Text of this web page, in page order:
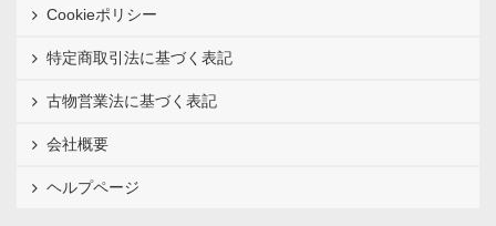
Cookieポリシー
特定商取引法に基づく表記
古物営業法に基づく表記
会社概要
ヘルプページ